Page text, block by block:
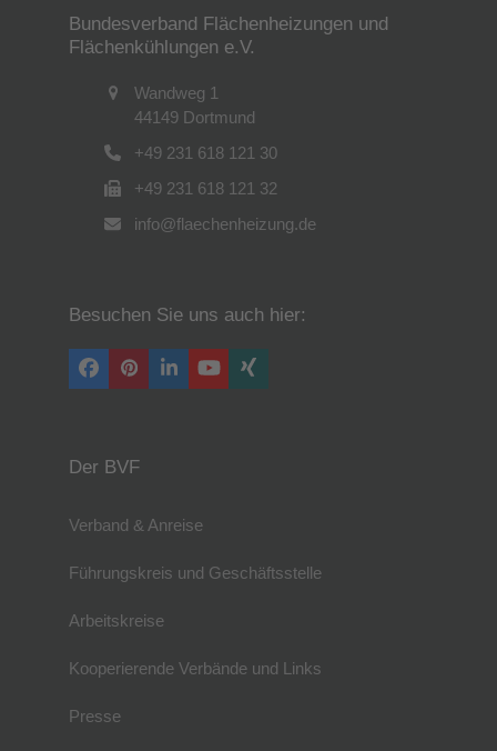
Bundesverband Flächenheizungen und
Flächenkühlungen e.V.
Wandweg 1
44149 Dortmund
+49 231 618 121 30
+49 231 618 121 32
info@flaechenheizung.de
Besuchen Sie uns auch hier:
Facebook
PinterestLinkedInYouTube
Xing
Der BVF
Verband & Anreise
Führungskreis und Geschäftsstelle
Arbeitskreise
Kooperierende Verbände und Links
Presse